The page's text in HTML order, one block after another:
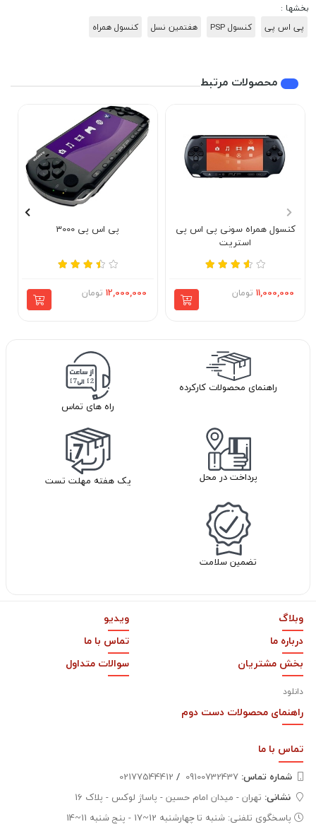
بخشها :
پی اس پی
کنسول PSP هفتمین نسل کنسول همراه
محصولات مرتبط
کنسول همراه سونی پی اس پی
استریت
11,000,000 تومان
پی اس پی 3000
12,000,000 تومان
راهنمای محصولات کارکرده
راه های تماس
پرداخت در محل یک هفته مهلت تست
تضمین سلامت
وبلاگ
ویدیو
درباره ما
تماس با ما
بخش مشتریان
دانلود
سوالات متداول
راهنمای محصولات دست دوم
تماس با ما
شماره تماس‌: /
02177544412
نشانی: تهران - میدان امام حسین - پاساژ لوکس - پلاک 16
پاسخگوی تلفنی: شنبه تا چهارشنبه 12~17 - پنج شنبه 11~14